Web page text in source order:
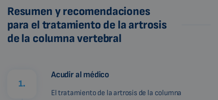
Resumen y recomendaciones
para el tratamiento de la artrosis
de la columna vertebral
1.
Acudir al médico
El tratamiento de la artrosis de la columna